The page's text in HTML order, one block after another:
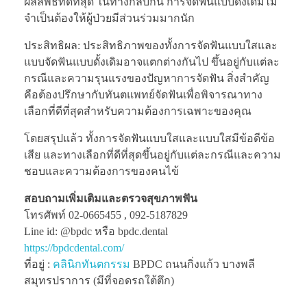
จำเป็นต้องให้ผู้ป่วยมีส่วนร่วมมากนัก
ประสิทธิผล: ประสิทธิภาพของทั้งการจัดฟันแบบใสและ
แบบจัดฟันแบบดั้งเดิมอาจแตกต่างกันไป ขึ้นอยู่กับแต่ละ
กรณีและความรุนแรงของปัญหาการจัดฟัน สิ่งสำคัญ
คือต้องปรึกษากับทันตแพทย์จัดฟันเพื่อพิจารณาทาง
เลือกที่ดีที่สุดสำหรับความต้องการเฉพาะของคุณ
โดยสรุปแล้ว ทั้งการจัดฟันแบบใสและแบบใสมีข้อดีข้อ
เสีย และทางเลือกที่ดีที่สุดขึ้นอยู่กับแต่ละกรณีและความ
ชอบและความต้องการของคนไข้
สอบถามเพิ่มเติมและตรวจสุขภาพฟัน
โทรศัพท์ 02-0665455 , 092-5187829
Line id: @bpdc หรือ bpdc.dental
https://bpdcdental.com/
ที่อยู่ : คลินิกทันตกรรม BPDC ถนนกิ่งแก้ว บางพลี
สมุทรปราการ (มีที่จอดรถใต้ตึก)